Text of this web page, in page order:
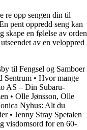
re opp sengen din til
pent oppredd seng kan
skape en følelse av orden
av en veloppred
til Fengsel og Samboer
Sentrum • Hvor mange
AS – Din Subaru-
• Olle Jønsson, Olle
Nyhus: Alt du
• Jenny Stray Spetalen
visdomsord for en 60-